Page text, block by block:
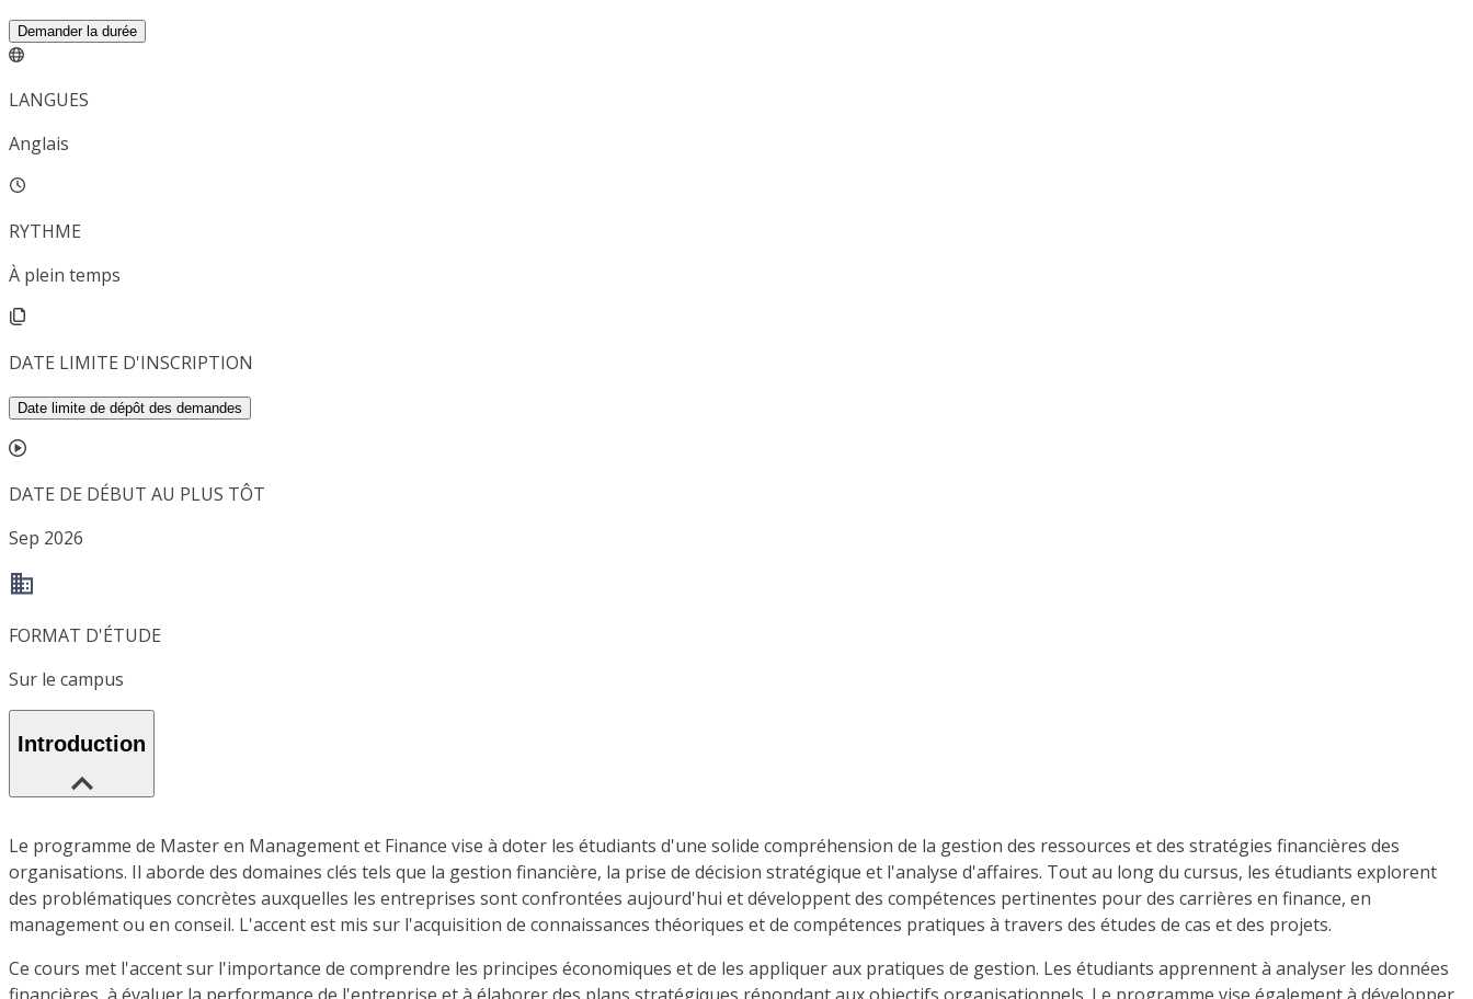
Demander la durée
LANGUES
Anglais
RYTHME
À plein temps
DATE LIMITE D'INSCRIPTION
Date limite de dépôt des demandes
DATE DE DÉBUT AU PLUS TÔT
Sep 2026
FORMAT D'ÉTUDE
Sur le campus
Introduction
Le programme de Master en Management et Finance vise à doter les étudiants d'une solide compréhension de la gestion des ressources et des stratégies financières des
organisations. Il aborde des domaines clés tels que la gestion financière, la prise de décision stratégique et l'analyse d'affaires. Tout au long du cursus, les étudiants explorent
des problématiques concrètes auxquelles les entreprises sont confrontées aujourd'hui et développent des compétences pertinentes pour des carrières en finance, en
management ou en conseil. L'accent est mis sur l'acquisition de connaissances théoriques et de compétences pratiques à travers des études de cas et des projets.
Ce cours met l'accent sur l'importance de comprendre les principes économiques et de les appliquer aux pratiques de gestion. Les étudiants apprennent à analyser les données